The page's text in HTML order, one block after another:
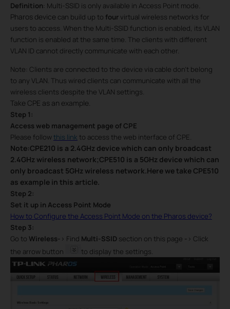
Definition Multi-SSID is only available in Access Point mode.
Pharos device can build up to four virtual wireless networks for
users to access. When the Multi-SSID function is enabled, its VLAN
function is enabled at the same time. The clients with different
VLAN ID cannot directly communicate with each other.
Note: Clients are connected to the device via cable don't belong
to any VLAN. Thus wired clients can communicate with all the
wireless clients despite the VLAN settings.
Take CPE as an example.
Step 1:
Access web management page of CPE
Please followthis link to access the web interface of CPE.
Note:CPE210 is a 2.4GHz device which can only broadcast
2.4GHz wireless network;CPE510 is a 5GHz device which can
only broadcast 5GHz wireless network.Here we take CPE510
as example in this article.
Step 2:
Set it up in Access Point Mode
How to Configure the Access Point Mode on the Pharos device?
Step 3:
Go to Wireless- > Find Multi-SSID section on this page - > Click
the arrow button
to display the settings.